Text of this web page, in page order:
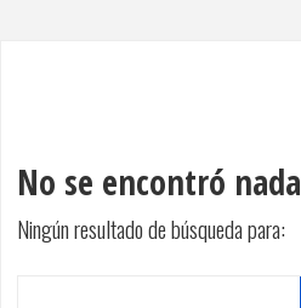
No se encontró nada
Ningún resultado de búsqueda para: